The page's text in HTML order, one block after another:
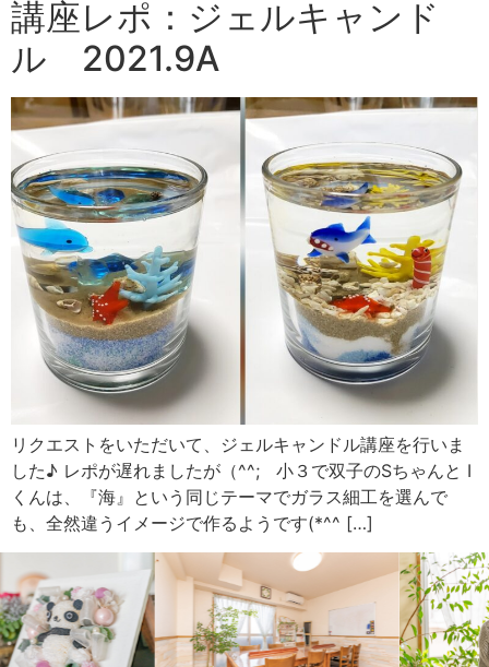
講座レポ：ジェルキャンド
ル 2021.9A
リクエストをいただいて、ジェルキャンドル講座を行いま
した♪ レポが遅れましたが（^^; 小３で双子のSちゃんと I
くんは、『海』という同じテーマでガラス細工を選んで
も、全然違うイメージで作るようです(*^^ […]